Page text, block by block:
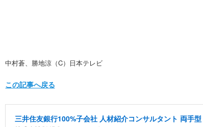
中村蒼、勝地涼（C）日本テレビ
この記事へ戻る
三井住友銀行100%子会社 人材紹介コンサルタント 両手